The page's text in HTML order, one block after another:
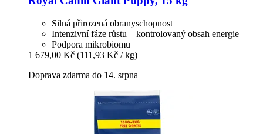
Silná přirozená obranyschopnost
Intenzivní fáze růstu – kontrolovaný obsah energie
Podpora mikrobiomu
1 679,00 Kč (111,93 Kč / kg)
Doprava zdarma do 14. srpna